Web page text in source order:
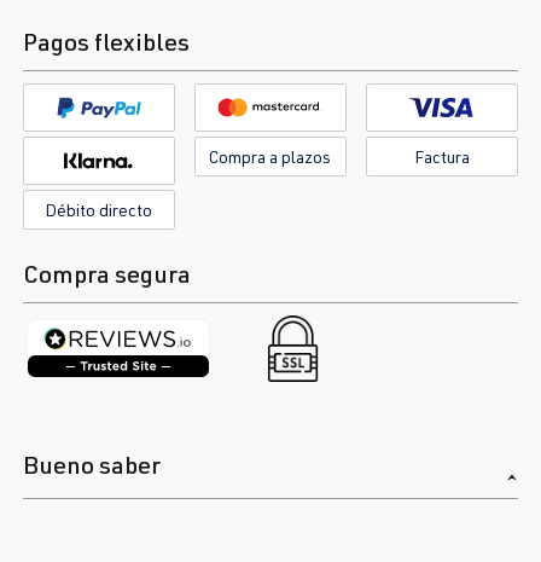
Pagos flexibles
Compra a plazos Factura
Débito directo
Compra segura
Bueno saber